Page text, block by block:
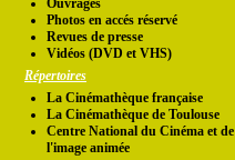
Ouvrages
Photos en accés réservé
Revues de presse
Vidéos (DVD et VHS)
Répertoires
La Cinémathèque française
La Cinémathèque de Toulouse
Centre National du Cinéma et de
l'image animée